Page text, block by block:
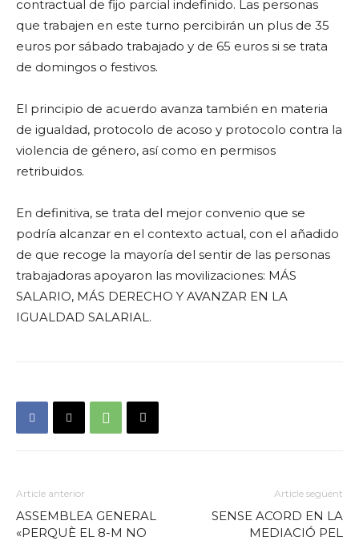
contractual de fijo parcial indefinido. Las personas
que trabajen en este turno percibirán un plus de 35
euros por sábado trabajado y de 65 euros si se trata
de domingos o festivos.
El principio de acuerdo avanza también en materia
de igualdad, protocolo de acoso y protocolo contra la
violencia de género, así como en permisos
retribuidos.
En definitiva, se trata del mejor convenio que se
podría alcanzar en el contexto actual, con el añadido
de que recoge la mayoría del sentir de las personas
trabajadoras apoyaron las movilizaciones: MÁS
SALARIO, MÁS DERECHO Y AVANZAR EN LA
IGUALDAD SALARIAL.
Article anterior
ASSEMBLEA GENERAL
«PERQUÈ EL 8-M NO
Article següent
SENSE ACORD EN LA
MEDIACIÓ PEL